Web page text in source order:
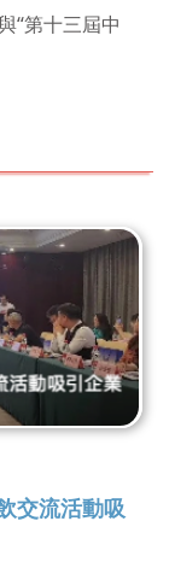
“第十三屆中
交流活動吸